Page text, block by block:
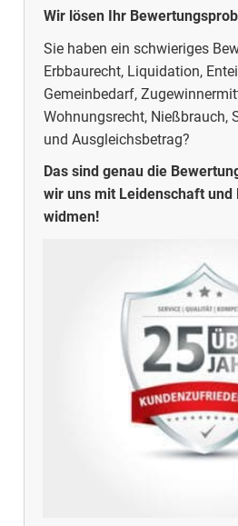
Wir lösen Ihr
Sie haben ein schwieriges
Erbbaurecht, Liquidation,
Gemeinbedarf,
Wohnungsrecht, Nießbrauch,
und Ausgleichsbetrag?
Das sind genau die
wir uns mit Leidenschaft und
widmen!